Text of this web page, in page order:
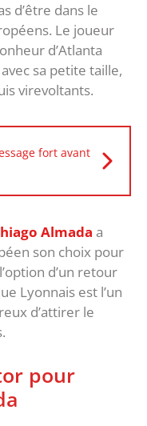
d’être dans le
Le joueur
d’Atlanta
sa petite taille,
virevoltants.
fort avant
Almada a
son choix pour
d’un retour
Lyonnais est l’un
d’attirer le
pour